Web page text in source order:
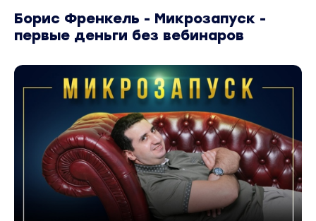
Борис Френкель - Микрозапуск -
первые деньги без вебинаров